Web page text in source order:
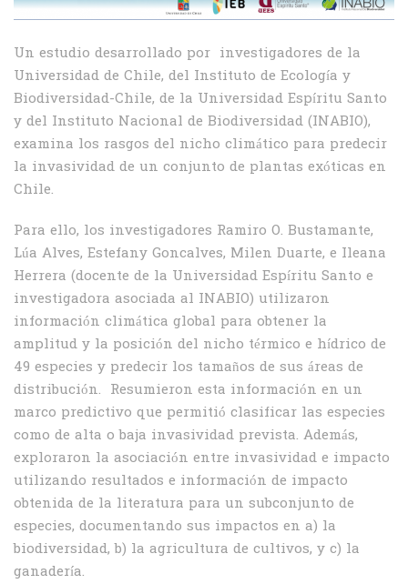
Un estudio desarrollado por investigadores de la
Universidad de Chile, del Instituto de Ecología y
Biodiversidad-Chile, de la Universidad Espíritu Santo
y del Instituto Nacional de Biodiversidad (INABIO),
examina los rasgos del nicho climático para predecir
la invasividad de un conjunto de plantas exóticas en
Chile.
Para ello, los investigadores Ramiro O. Bustamante,
Lúa Alves, Estefany Goncalves, Milen Duarte, e Ileana
Herrera (docente de la Universidad Espíritu Santo e
investigadora asociada al INABIO) utilizaron
información climática global para obtener la
amplitud y la posición del nicho térmico e hídrico de
49 especies y predecir los tamaños de sus áreas de
distribución. Resumieron esta información en un
marco predictivo que permitió clasificar las especies
como de alta o baja invasividad prevista. Además,
exploraron la asociación entre invasividad e impacto
utilizando resultados e información de impacto
obtenida de la literatura para un subconjunto de
especies, documentando sus impactos en a) la
biodiversidad, b) la agricultura de cultivos, y c) la
ganadería.